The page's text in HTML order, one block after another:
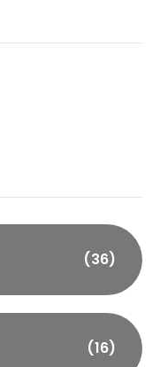
(36)
(16)